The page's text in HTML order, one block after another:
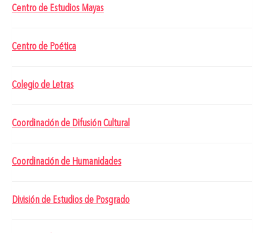
Centro de Estudios Mayas
Centro de Poética
Colegio de Letras
Coordinación de Difusión Cultural
Coordinación de Humanidades
División de Estudios de Posgrado